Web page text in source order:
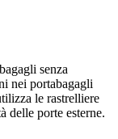
senza
nei portabagagli
le rastrelliere
delle porte esterne.